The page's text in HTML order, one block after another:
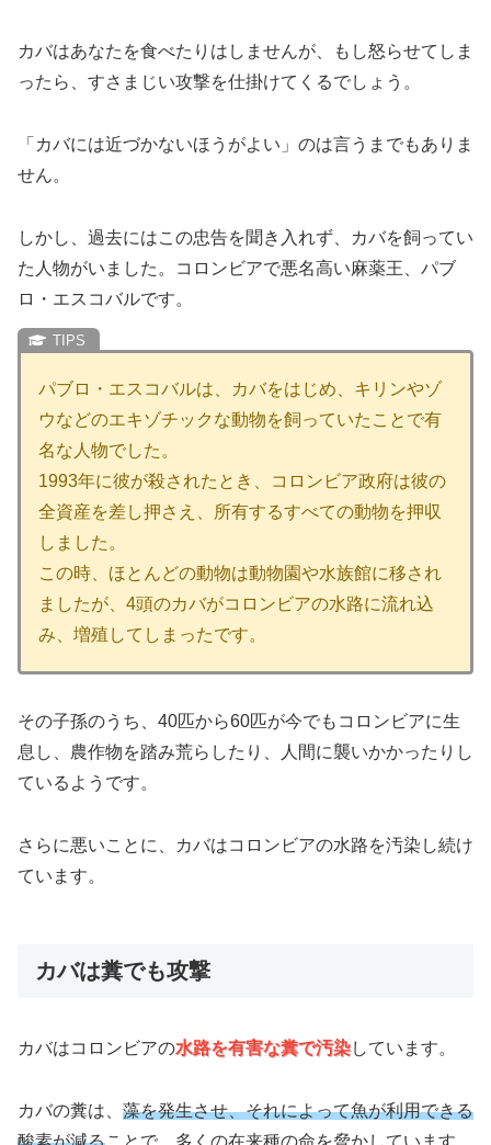
カバはあなたを食べたりはしませんが、もし怒らせてしま
ったら、すさまじい攻撃を仕掛けてくるでしょう。
「カバには近づかないほうがよい」のは言うまでもありま
せん。
しかし、過去にはこの忠告を聞き入れず、カバを飼ってい
た人物がいました。コロンビアで悪名高い麻薬王、パブ
ロ・エスコバルです。
パブロ・エスコバルは、カバをはじめ、キリンやゾ
ウなどのエキゾチックな動物を飼っていたことで有
名な人物でした。
1993年に彼が殺されたとき、コロンビア政府は彼の
全資産を差し押さえ、所有するすべての動物を押収
しました。
この時、ほとんどの動物は動物園や水族館に移され
ましたが、4頭のカバがコロンビアの水路に流れ込
み、増殖してしまったです。
その子孫のうち、40匹から60匹が今でもコロンビアに生
息し、農作物を踏み荒らしたり、人間に襲いかかったりし
ているようです。
さらに悪いことに、カバはコロンビアの水路を汚染し続け
ています。
カバは糞でも攻撃
カバはコロンビアの水路を有害な糞で汚染しています。
カバの糞は、 藻を発生させ、それによって魚が利用できる
酸素が減る ことで、多くの在来種の命を脅かしています。